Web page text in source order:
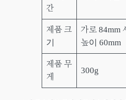
간
제품 크
기
가로 84mm
높이 60mm
제품 무
게
300g